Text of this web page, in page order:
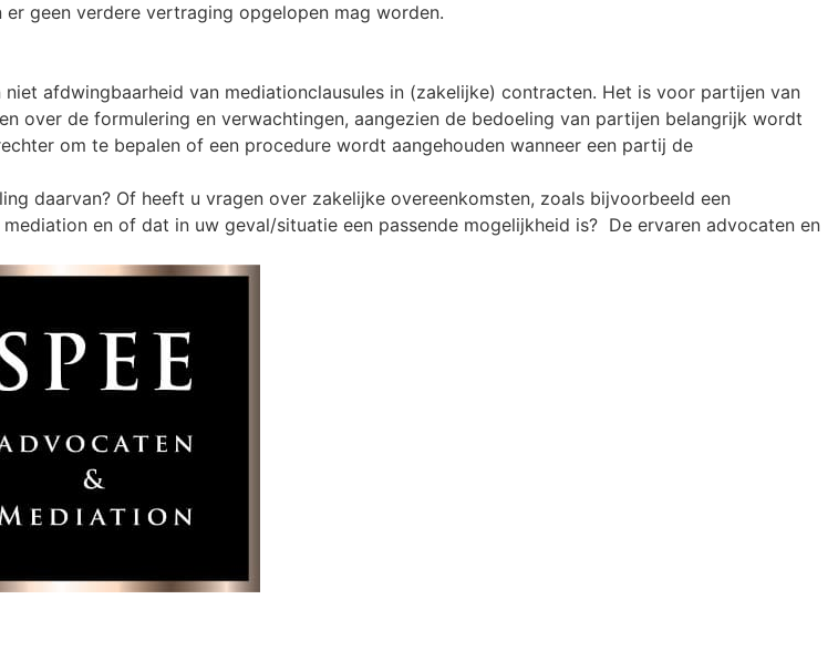
geen verdere vertraging opgelopen mag worden.
afdwingbaarheid van mediationclausules in (zakelijke) contracten. Het is voor partijen van
over de formulering en verwachtingen, aangezien de bedoeling van partijen belangrijk wordt
om te bepalen of een procedure wordt aangehouden wanneer een partij de
daarvan? Of heeft u vragen over zakelijke overeenkomsten, zoals bijvoorbeeld een
en of dat in uw geval/situatie een passende mogelijkheid is? De ervaren advocaten en